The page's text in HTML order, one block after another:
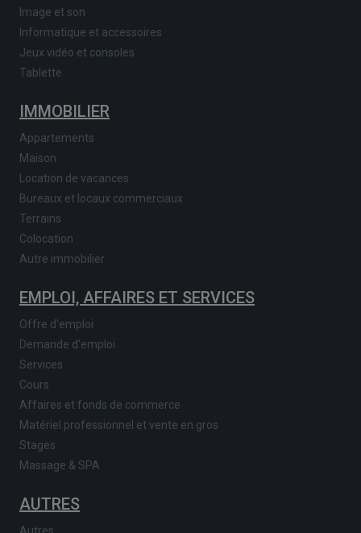
Image et son
Informatique et accessoires
Jeux vidéo et consoles
Tablette
IMMOBILIER
Appartements
Maison
Location de vacances
Bureaux et locaux commerciaux
Terrains
Colocation
Autre immobilier
EMPLOI, AFFAIRES ET SERVICES
Offre d'emploi
Demande d'emploi
Services
Cours
Affaires et fonds de commerce
Matériel professionnel et vente en gros
Stages
Massage & SPA
AUTRES